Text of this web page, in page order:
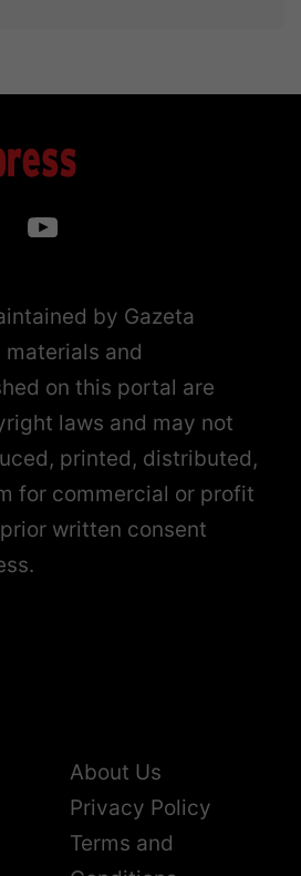
by Gazeta
materials and
on this portal are
laws and may not
printed, distributed,
for commercial or profit
written consent
About Us
Privacy Policy
Terms and